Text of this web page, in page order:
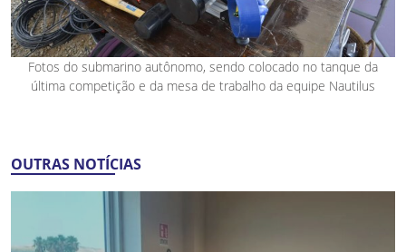
Fotos do submarino autônomo, sendo colocado no tanque da
última competição e da mesa de trabalho da equipe Nautilus
OUTRAS NOTÍCIAS